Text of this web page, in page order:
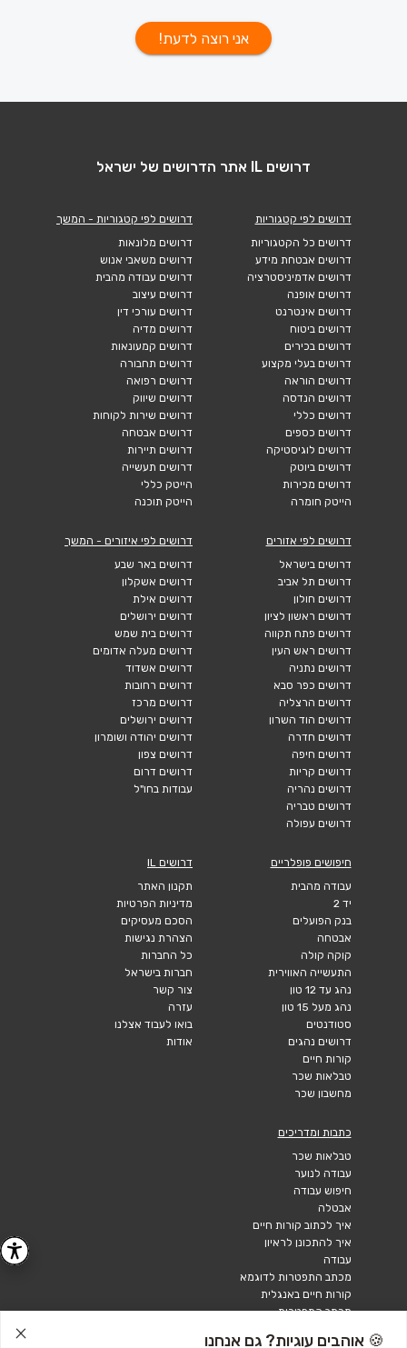
אני רוצה לדעת!
דרושים IL אתר הדרושים של ישראל
דרושים לפי קטגוריות
דרושים כל הקטגוריות
דרושים אבטחת מידע
דרושים אדמיניסטרציה
דרושים אופנה
דרושים אינטרנט
דרושים ביטוח
דרושים בכירים
דרושים בעלי מקצוע
דרושים הוראה
דרושים הנדסה
דרושים כללי
דרושים כספים
דרושים לוגיסטיקה
דרושים ביוטק
דרושים מכירות
הייטק חומרה
דרושים לפי קטגוריות - המשך
דרושים מלונאות
דרושים משאבי אנוש
דרושים עבודה מהבית
דרושים עיצוב
דרושים עורכי דין
דרושים מדיה
דרושים קמעונאות
דרושים תחבורה
דרושים רפואה
דרושים שיווק
דרושים שירות לקוחות
דרושים אבטחה
דרושים תיירות
דרושים תעשייה
הייטק כללי
הייטק תוכנה
דרושים לפי אזורים
דרושים בישראל
דרושים תל אביב
דרושים חולון
דרושים ראשון לציון
דרושים פתח תקווה
דרושים ראש העין
דרושים נתניה
דרושים כפר סבא
דרושים הרצליה
דרושים הוד השרון
דרושים חדרה
דרושים חיפה
דרושים קריות
דרושים נהריה
דרושים טבריה
דרושים עפולה
דרושים לפי איזורים - המשך
דרושים באר שבע
דרושים אשקלון
דרושים אילת
דרושים ירושלים
דרושים בית שמש
דרושים מעלה אדומים
דרושים אשדוד
דרושים רחובות
דרושים מרכז
דרושים ירושלים
דרושים יהודה ושומרון
דרושים צפון
דרושים דרום
עבודות בחו"ל
חיפושים פופלריים
עבודה מהבית
יד 2
בנק הפועלים
אבטחה
קוקה קולה
התעשייה האווירית
נהג עד 12 טון
נהג מעל 15 טון
סטודנטים
דרושים נהגים
קורות חיים
טבלאות שכר
מחשבון שכר
דרושים IL
תקנון האתר
מדיניות הפרטיות
הסכם מעסיקים
הצהרת נגישות
כל החברות
חברות בישראל
צור קשר
עזרה
בואו לעבוד אצלנו
אודות
כתבות ומדריכים
טבלאות שכר
עבודה לנוער
חיפוש עבודה
אבטלה
איך לכתוב קורות חיים
איך להתכונן לראיון
עבודה
מכתב התפטרות לדוגמא
קורות חיים באנגלית
מכתב התפטרות
🍪 אוהבים עוגיות? גם אנחנו